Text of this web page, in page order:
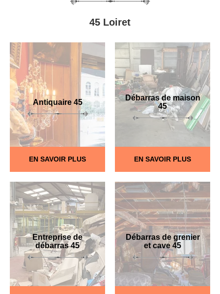
45 Loiret
Antiquaire 45
EN SAVOIR PLUS
Débarras de maison
45
EN SAVOIR PLUS
Entreprise de
débarras 45
Débarras de grenier
et cave 45